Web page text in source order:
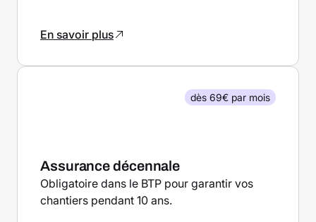
En savoir plus
Assurance décennale
Obligatoire dans le BTP pour garantir vos
chantiers pendant 10 ans.
dès 69€ par mois